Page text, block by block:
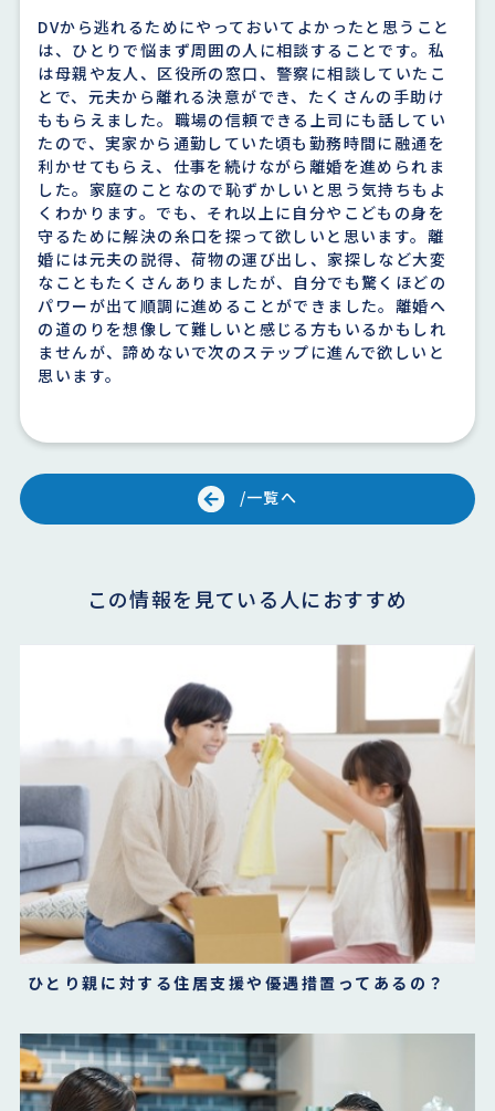
DVから逃れるためにやっておいてよかったと思うこと
は、ひとりで悩まず周囲の人に相談することです。私
は母親や友人、区役所の窓口、警察に相談していたこ
とで、元夫から離れる決意ができ、たくさんの手助け
ももらえました。職場の信頼できる上司にも話してい
たので、実家から通勤していた頃も勤務時間に融通を
利かせてもらえ、仕事を続けながら離婚を進められま
した。家庭のことなので恥ずかしいと思う気持ちもよ
くわかります。でも、それ以上に自分やこどもの身を
守るために解決の糸口を探って欲しいと思います。離
婚には元夫の説得、荷物の運び出し、家探しなど大変
なこともたくさんありましたが、自分でも驚くほどの
パワーが出て順調に進めることができました。離婚へ
の道のりを想像して難しいと感じる方もいるかもしれ
ませんが、諦めないで次のステップに進んで欲しいと
思います。
/一覧へ
この情報を見ている人におすすめ
ひとり親に対する住居支援や優遇措置ってあるの？